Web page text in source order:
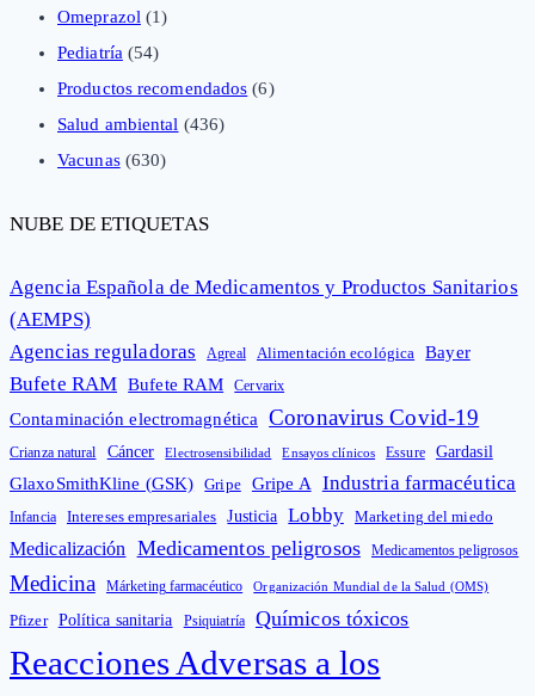
Omeprazol (1)
Pediatría (54)
Productos recomendados (6)
Salud ambiental (436)
Vacunas(630)
NUBE DE ETIQUETAS
Agencia Española de Medicamentos y Productos Sanitarios
(AEMPS)
Agencias reguladoras
Agreal Alimentación ecológica Bayer
Bufete RAM Bufete RAM Cervarix
Contaminación electromagnética Coronavirus Covid-19
Crianza natural Cáncer Electrosensibilidad Ensayos clínicos Essure Gardasil
GlaxoSmithKline (GSK) Gripe Gripe A Industria farmacéutica
Infancia Intereses empresariales Justicia Lobby Marketing del miedo
Medicalización Medicamentos peligrosos Medicamentos peligrosos
Medicina Márketing farmacéutico Organización Mundial de la Salud (OMS)
Pfizer Política sanitaria Psiquiatría Químicos tóxicos
Reacciones Adversas a los